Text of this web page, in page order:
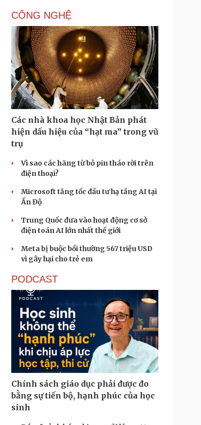
CÔNG NGHỆ
Các nhà khoa học Nhật Bản phát
hiện dấu hiệu của “hạt ma” trong vũ
trụ
Vì sao các hãng từ bỏ pin tháo rời trên
điện thoại?
Microsoft tăng tốc đầu tư hạ tầng AI tại
Ấn Độ
Trung Quốc đưa vào hoạt động cơ sở
điện toán AI lớn nhất thế giới
Meta bị buộc bồi thường 567 triệu USD
vì gây hại cho trẻ em
PODCAST
Chính sách giáo dục phải được đo
bằng sự tiến bộ, hạnh phúc của học
sinh